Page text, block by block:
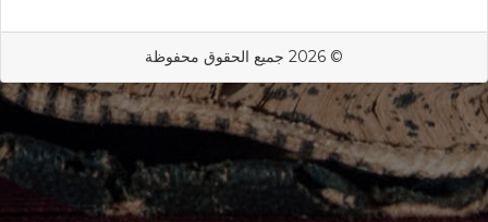
© 2026 جميع الحقوق محفوظة